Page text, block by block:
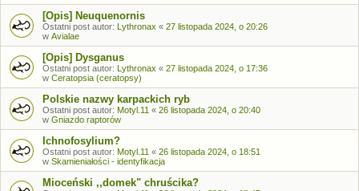
[Opis] Neuquenornis
Ostatni post autor: Lythronax « 27 listopada 2024, o 20:26
w Avialae
[Opis] Dysganus
Ostatni post autor: Lythronax « 27 listopada 2024, o 17:36
w Ceratopsia (ceratopsy)
Polskie nazwy karpackich ryb
Ostatni post autor: Motyl.11 « 26 listopada 2024, o 20:40
w Gniazdo raptorów
Ichnofosylium?
Ostatni post autor: Motyl.11 « 26 listopada 2024, o 18:51
w Skamieniałości - identyfikacja
Mioceński ,,domek" chruścika?